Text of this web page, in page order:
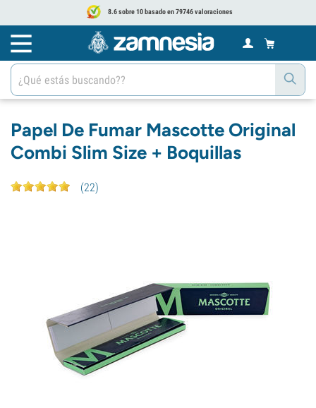
8.6 sobre 10 basado en 79746 valoraciones
Papel De Fumar Mascotte Original
Combi Slim Size + Boquillas
(22)